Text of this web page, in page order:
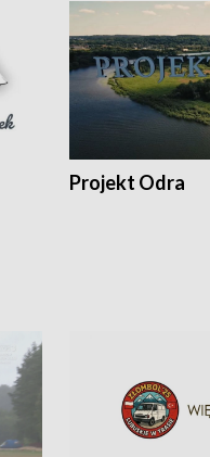
Projekt Odra